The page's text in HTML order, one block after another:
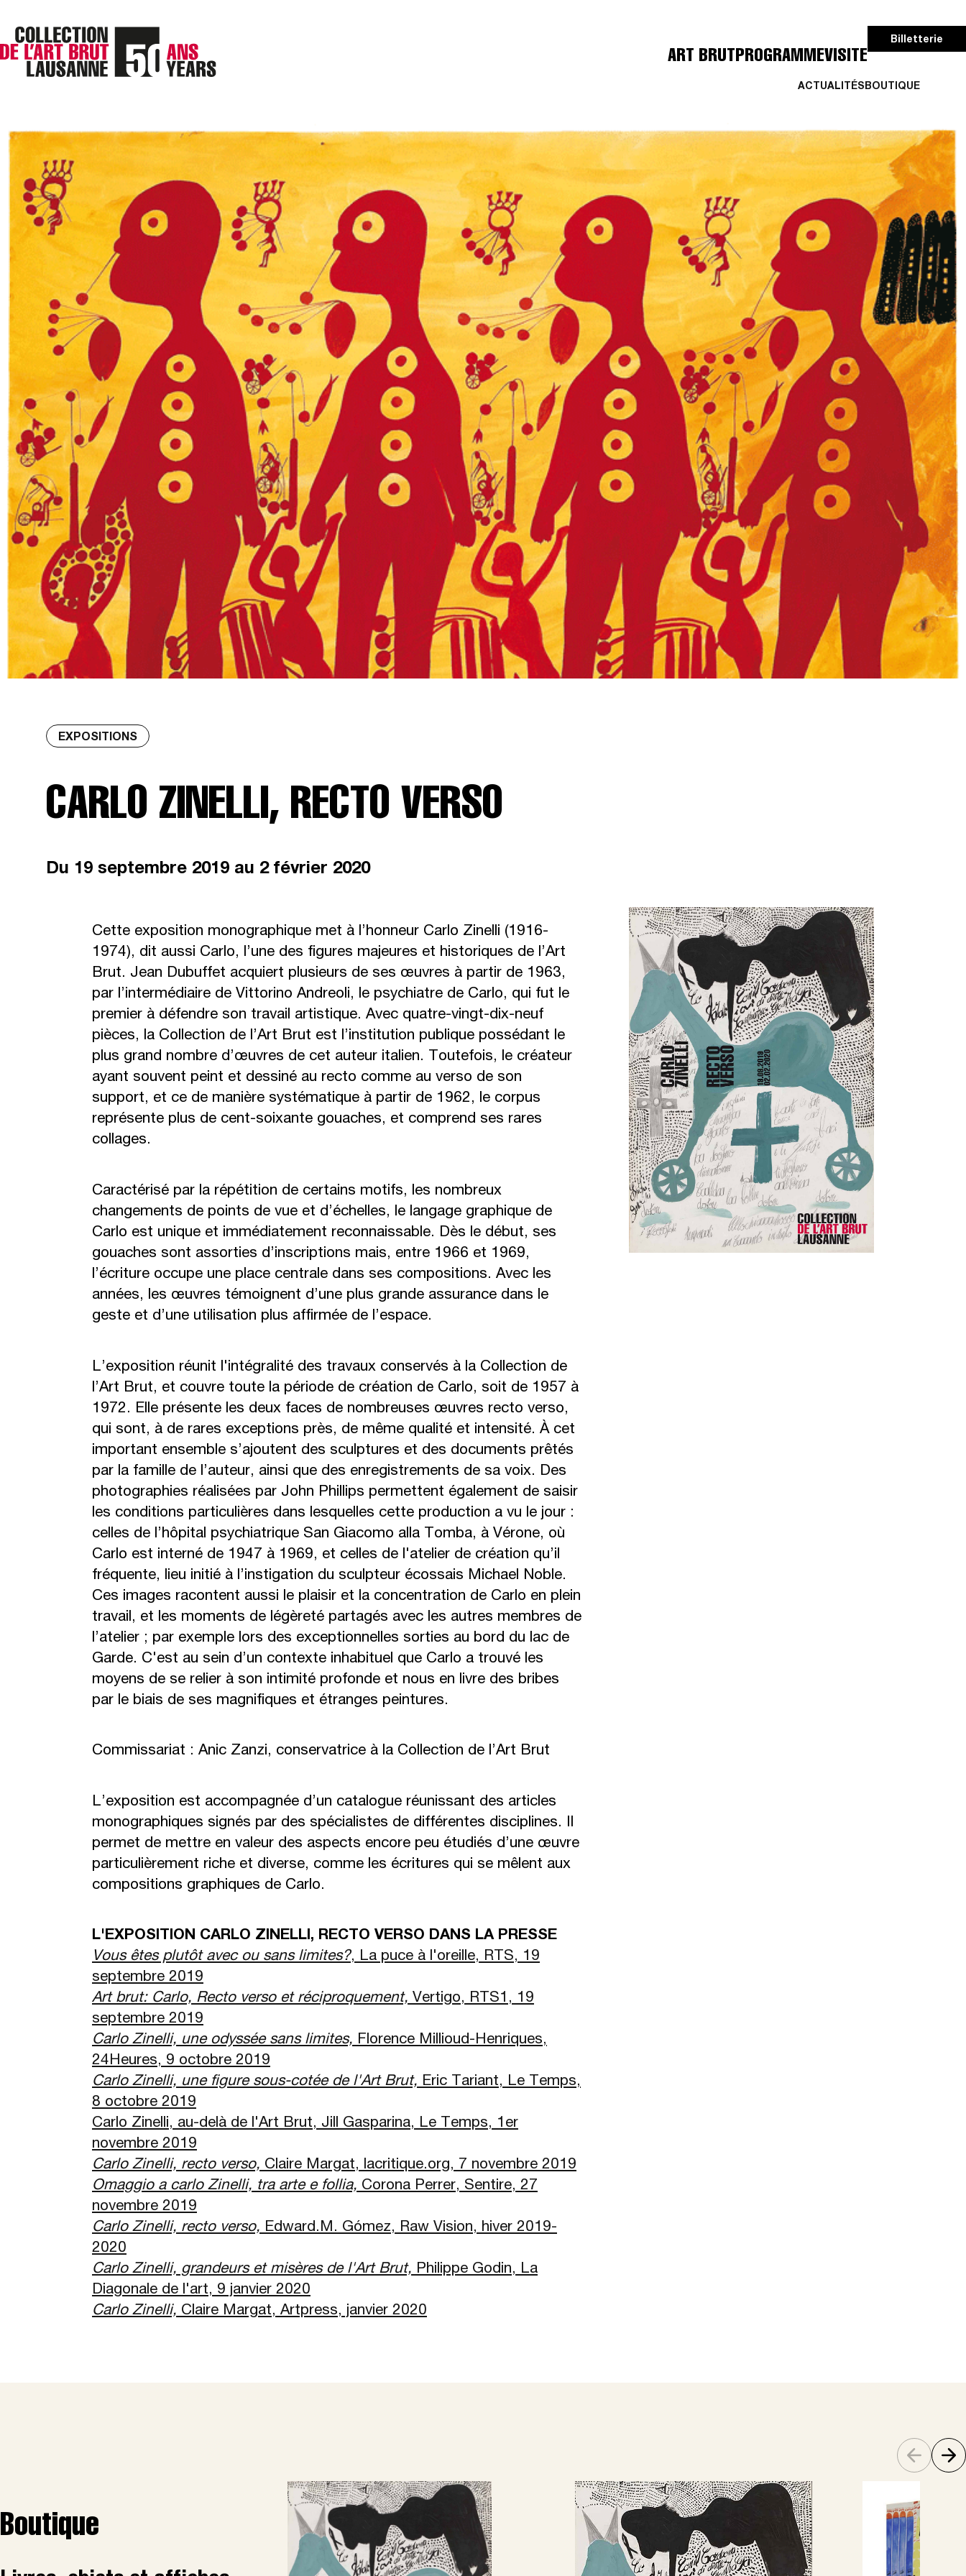
ACTUALITÉSBOUTIQUE
ART BRUTPROGRAMMEVISITE
Billetterie
EXPOSITIONS
CARLO ZINELLI, RECTO VERSO
Du 19 septembre 2019 au 2 février 2020
Cette exposition monographique met à l’honneur Carlo Zinelli (1916-
1974), dit aussi Carlo, l’une des figures majeures et historiques de l’Art
Brut. Jean Dubuffet acquiert plusieurs de ses œuvres à partir de 1963,
par l’intermédiaire de Vittorino Andreoli, le psychiatre de Carlo, qui fut le
premier à défendre son travail artistique. Avec quatre-vingt-dix-neuf
pièces, la Collection de l’Art Brut est l’institution publique possédant le
plus grand nombre d’œuvres de cet auteur italien. Toutefois, le créateur
ayant souvent peint et dessiné au recto comme au verso de son
support, et ce de manière systématique à partir de 1962, le corpus
représente plus de cent-soixante gouaches, et comprend ses rares
collages.
Caractérisé par la répétition de certains motifs, les nombreux
changements de points de vue et d’échelles, le langage graphique de
Carlo est unique et immédiatement reconnaissable. Dès le début, ses
gouaches sont assorties d’inscriptions mais, entre 1966 et 1969,
l’écriture occupe une place centrale dans ses compositions. Avec les
années, les œuvres témoignent d’une plus grande assurance dans le
geste et d’une utilisation plus affirmée de l’espace.
L’exposition réunit l'intégralité des travaux conservés à la Collection de
l’Art Brut, et couvre toute la période de création de Carlo, soit de 1957 à
1972. Elle présente les deux faces de nombreuses œuvres recto verso,
qui sont, à de rares exceptions près, de même qualité et intensité. À cet
important ensemble s’ajoutent des sculptures et des documents prêtés
par la famille de l’auteur, ainsi que des enregistrements de sa voix. Des
photographies réalisées par John Phillips permettent également de saisir
les conditions particulières dans lesquelles cette production a vu le jour :
celles de l’hôpital psychiatrique San Giacomo alla Tomba, à Vérone, où
Carlo est interné de 1947 à 1969, et celles de l'atelier de création qu’il
fréquente, lieu initié à l’instigation du sculpteur écossais Michael Noble.
Ces images racontent aussi le plaisir et la concentration de Carlo en plein
travail, et les moments de légèreté partagés avec les autres membres de
l’atelier ; par exemple lors des exceptionnelles sorties au bord du lac de
Garde. C'est au sein d’un contexte inhabituel que Carlo a trouvé les
moyens de se relier à son intimité profonde et nous en livre des bribes
par le biais de ses magnifiques et étranges peintures.
Commissariat : Anic Zanzi, conservatrice à la Collection de l’Art Brut
L’exposition est accompagnée d’un catalogue réunissant des articles
monographiques signés par des spécialistes de différentes disciplines. Il
permet de mettre en valeur des aspects encore peu étudiés d’une œuvre
particulièrement riche et diverse, comme les écritures qui se mêlent aux
compositions graphiques de Carlo.
L'EXPOSITION CARLO ZINELLI, RECTO VERSO DANS LA PRESSE
Vous êtes plutôt avec ou sans limites?, La puce à l'oreille, RTS, 19
septembre 2019
Art brut: Carlo, Recto verso et réciproquement, Vertigo, RTS1, 19
septembre 2019
Carlo Zinelli, une odyssée sans limites, Florence Millioud-Henriques,
24Heures, 9 octobre 2019
Carlo Zinelli, une figure sous-cotée de l'Art Brut, Eric Tariant, Le Temps,
8 octobre 2019
Carlo Zinelli, au-delà de l'Art Brut, Jill Gasparina, Le Temps, 1er
novembre 2019
Carlo Zinelli, recto verso, Claire Margat, lacritique.org, 7 novembre 2019
Omaggio a carlo Zinelli, tra arte e follia, Corona Perrer, Sentire, 27
novembre 2019
Carlo Zinelli, recto verso, Edward.M. Gómez, Raw Vision, hiver 2019-
2020
Carlo Zinelli, grandeurs et misères de l'Art Brut, Philippe Godin, La
Diagonale de l'art, 9 janvier 2020
Carlo Zinelli, Claire Margat, Artpress, janvier 2020
Boutique